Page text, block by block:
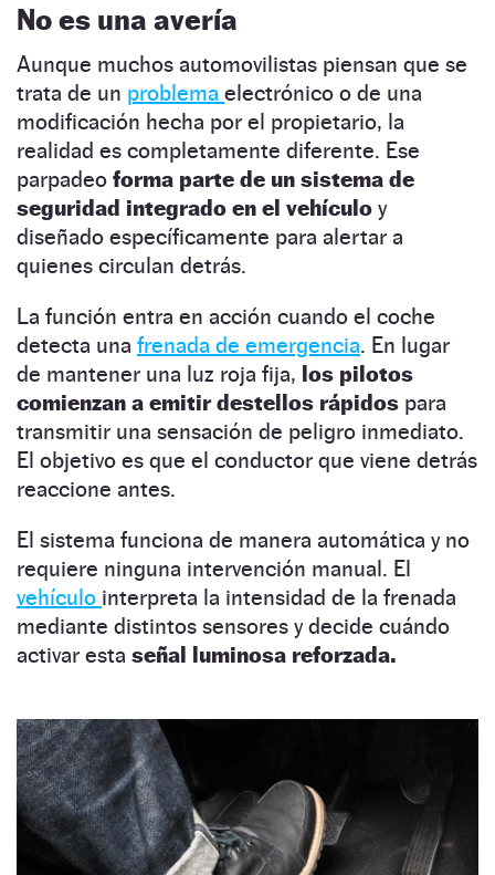
No es una avería
Aunque muchos automovilistas piensan que se
trata de un problema electrónico o de una
modificación hecha por el propietario, la
realidad es completamente diferente. Ese
parpadeo forma parte de un sistema de
seguridad integrado en el vehículo y
diseñado específicamente para alertar a
quienes circulan detrás.
La función entra en acción cuando el coche
detecta una frenada de emergencia. En lugar
de mantener una luz roja fija, los pilotos
comienzan a emitir destellos rápidos para
transmitir una sensación de peligro inmediato.
El objetivo es que el conductor que viene detrás
reaccione antes.
El sistema funciona de manera automática y no
requiere ninguna intervención manual. El
vehículo interpreta la intensidad de la frenada
mediante distintos sensores y decide cuándo
activar esta señal luminosa reforzada.